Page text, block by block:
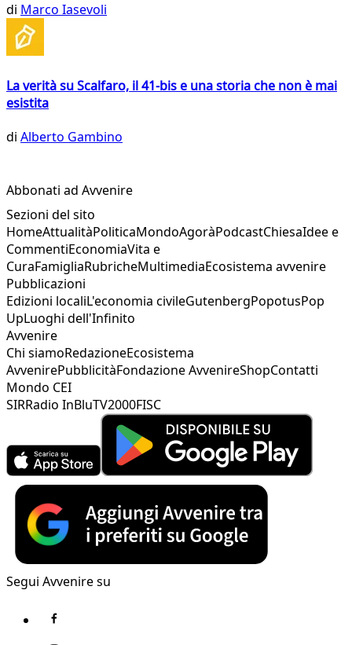
di Marco Iasevoli
La verità su Scalfaro, il 41-bis e una storia che non è mai
esistita
di Alberto Gambino
Abbonati ad Avvenire
Sezioni del sito
HomeAttualitàPoliticaMondoAgoràPodcastChiesaIdee e
CommentiEconomiaVita e
CuraFamigliaRubricheMultimediaEcosistema avvenire
Pubblicazioni
Edizioni localiL'economia civileGutenbergPopotusPop
UpLuoghi dell'Infinito
Avvenire
Chi siamoRedazioneEcosistema
AvvenirePubblicitàFondazione AvvenireShopContatti
Mondo CEI
SIRRadio InBluTV2000FISC
Segui Avvenire su